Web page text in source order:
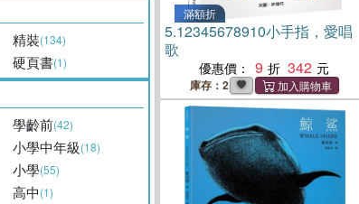
精裝(134)
硬頁書(1)
學齡前(42)
小學中年級(18)
小學(55)
高中(1)
滿額折
5.12345678910小手指，愛唱
歌
優惠價： 9 342
庫存：2